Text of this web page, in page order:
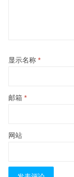
显示名称 *
邮箱 *
网站